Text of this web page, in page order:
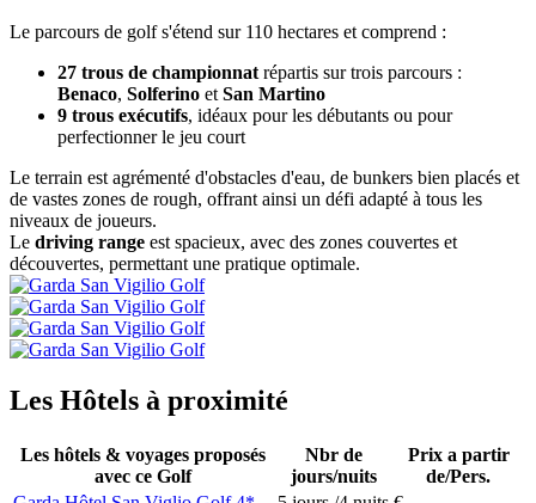
Le parcours de golf s'étend sur 110 hectares et comprend :
27 trous de championnatrépartis sur trois parcours :
Benaco, Solferino etSan Martino
9 trous exécutifs, idéaux pour les débutants ou pour
perfectionner le jeu court
Le terrain est agrémenté d'obstacles d'eau, de bunkers bien placés et
de vastes zones de rough, offrant ainsi un défi adapté à tous les
niveaux de joueurs.
Le driving range est spacieux, avec des zones couvertes et
découvertes, permettant une pratique optimale.
Les Hôtels à proximité
Les hôtels & voyages proposés
avec ce Golf
Nbr de
jours/nuits
Prix a partir
de/Pers.